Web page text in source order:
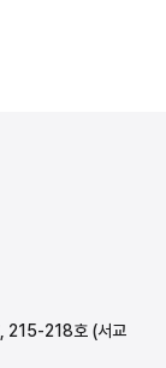
215-218호 (서교